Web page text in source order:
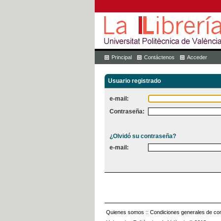
Principal Contáctenos Acceder
Usuario registrado
e-mail:
Contraseña:
¿Olvidó su contraseña?
e-mail:
Quienes somos :: Condiciones generales de